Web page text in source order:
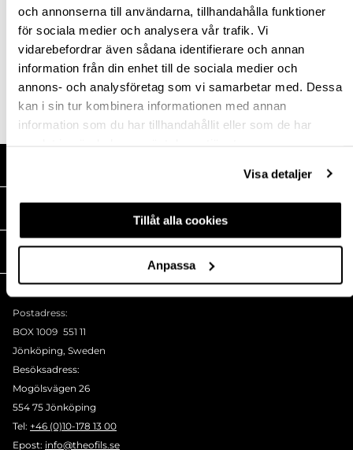
och annonserna till användarna, tillhandahålla funktioner
för sociala medier och analysera vår trafik. Vi
vidarebefordrar även sådana identifierare och annan
information från din enhet till de sociala medier och
annons- och analysföretag som vi samarbetar med. Dessa
kan i sin tur kombinera informationen med annan
information som du har tillhandahållit eller som de har
Visa detaljer
Tillåt alla cookies
Anpassa
Från inkl. moms
Finns fler varianter
Köp
Från 75,60 kr
inkl. moms
Köp
THEOFILS
Postadress:
BOX 1009 551 11
Jönköping, Sweden
Besöksadress:
Mogölsvägen 26
554 75 Jönköping
Tel: +46 (0)10-178 13 00
Epost: info@theofils.se